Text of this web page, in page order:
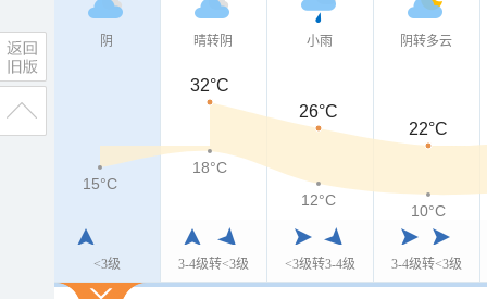
阴
<3级
晴转阴
3-4级转<3级
小雨
<3级转3-4级
阴转多云
3-4级转<3级
32°C
26°C
22°C
15°C
18°C
12°C
10°C